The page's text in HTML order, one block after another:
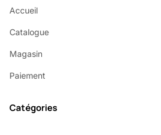
Accueil
Catalogue
Magasin
Paiement
Catégories